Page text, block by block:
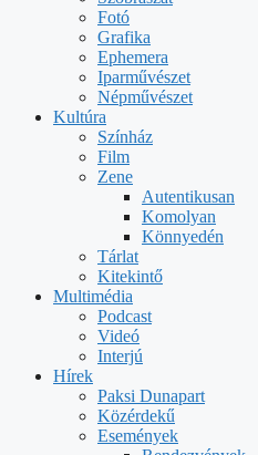
Fotó
Grafika
Ephemera
Iparművészet
Népművészet
Kultúra
Színház
Film
Zene
Autentikusan
Komolyan
Könnyedén
Tárlat
Kitekintő
Multimédia
Podcast
Videó
Interjú
Hírek
Paksi Dunapart
Közérdekű
Események